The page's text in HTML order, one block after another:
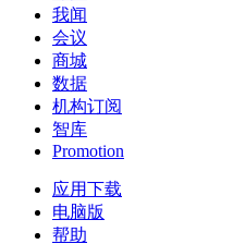
我闻
会议
商城
数据
机构订阅
智库
Promotion
应用下载
电脑版
帮助